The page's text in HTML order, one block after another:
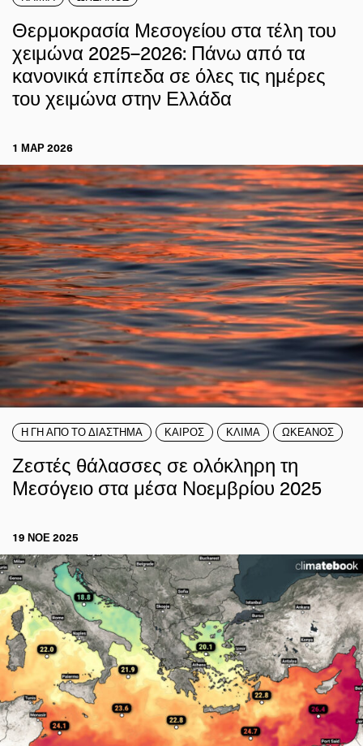
Θερμοκρασία Μεσογείου στα τέλη του
χειμώνα 2025–2026: Πάνω από τα
κανονικά επίπεδα σε όλες τις ημέρες
του χειμώνα στην Ελλάδα
1 ΜΑΡ 2026
Η ΓΗ ΑΠΟ ΤΟ ΔΙΑΣΤΗΜΑ ΚΑΙΡΟΣ ΚΛΙΜΑ ΩΚΕΑΝΟΣ
Ζεστές θάλασσες σε ολόκληρη τη
Μεσόγειο στα μέσα Νοεμβρίου 2025
19 ΝΟΕ 2025